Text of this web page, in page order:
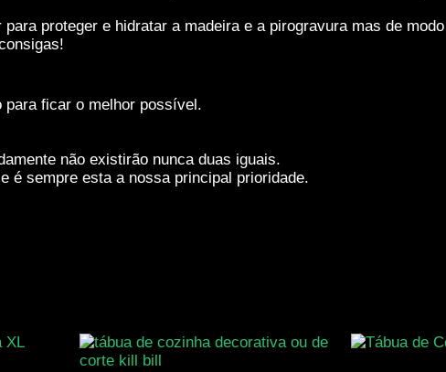
proteger e hidratar a madeira e a pirogravura mas de
ficar o melhor possível.
não existirão nunca duas iguais.
é sempre esta a nossa principal prioridade.